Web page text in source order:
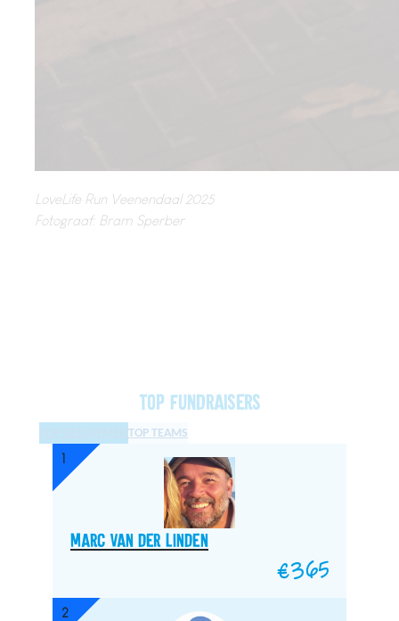
LoveLife Run Veenendaal 2025
Fotograaf: Bram Sperber
Top fundraisers
TOP DEELNEMERSTOP TEAMS
1
Marc van der Linden
€365
2